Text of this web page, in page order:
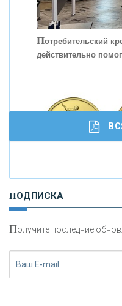
Скорость -
кредитовании
Потребительский
действительно
И
сохранения и
ПОДПИСКА
Получите последние